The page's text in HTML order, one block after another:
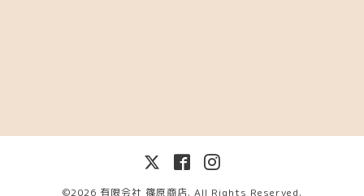
©2026 有限会社 篠原商店. All Rights Reserved.